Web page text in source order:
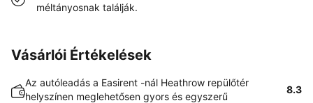
méltányosnak találják.
Vásárlói Értékelések
Az autóleadás a Easirent -nál Heathrow repülőtér
helyszínen meglehetősen gyors és egyszerű
8.3